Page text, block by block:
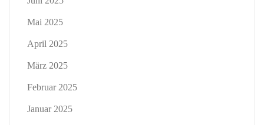
Mai 2025
April 2025
März 2025
Februar 2025
Januar 2025